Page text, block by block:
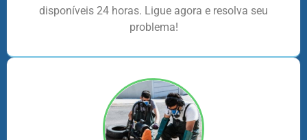
disponíveis 24 horas. Ligue agora e resolva seu
problema!